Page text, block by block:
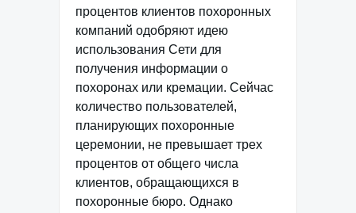
процентов клиентов похоронных
компаний одобряют идею
использования Сети для
получения информации о
похоронах или кремации. Сейчас
количество пользователей,
планирующих похоронные
церемонии, не превышает трех
процентов от общего числа
клиентов, обращающихся в
похоронные бюро. Однако